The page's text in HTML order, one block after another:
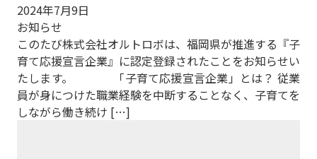
2024年7月9日
お知らせ
このたび株式会社オルトロボは、福岡県が推進する『子
育て応援宣言企業』に認定登録されたことをお知らせい
たします。 「子育て応援宣言企業」とは？ 従業
員が身につけた職業経験を中断することなく、子育てを
しながら働き続け […]